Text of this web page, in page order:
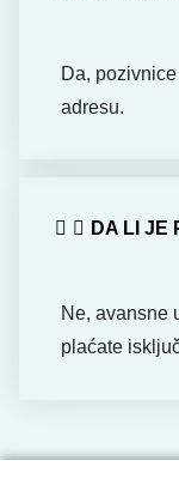
Da,
adresu.
DA LI JE
Ne, avansne
plaćate